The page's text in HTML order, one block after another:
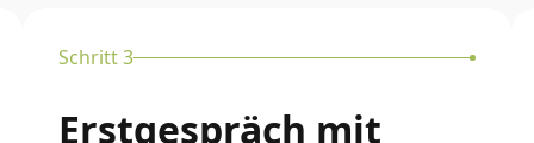
Schritt 3
Erstgespräch mit